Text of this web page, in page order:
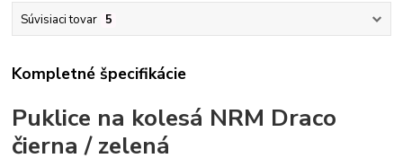
Súvisiaci tovar 5
Kompletné špecifikácie
Puklice na kolesá NRM Draco
čierna / zelená